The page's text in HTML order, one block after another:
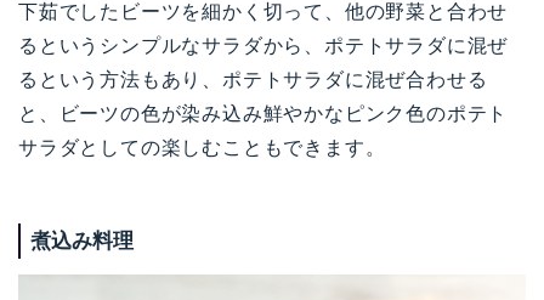
下茹でしたビーツを細かく切って、他の野菜と合わせ
るというシンプルなサラダから、ポテトサラダに混ぜ
るという方法もあり、ポテトサラダに混ぜ合わせる
と、ビーツの色が染み込み鮮やかなピンク色のポテト
サラダとしての楽しむこともできます。
煮込み料理